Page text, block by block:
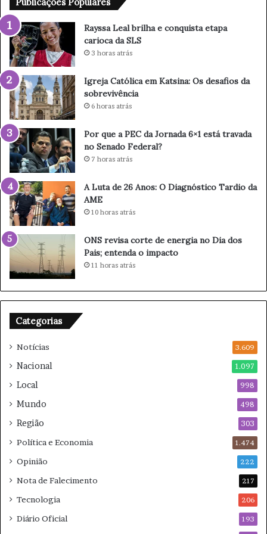
h
a
e
c
o
q
u
i
s
a
e
t
a
p
a
c
a
i
o
a
L
S
Rayssa Leal brilha e conquista etapa
carioca da SLS
3 horas atrás
Igreja Católica em Katsina: Os desafios da
sobrevivência
6 horas atrás
Por que a PEC da Jornada 6×1 está travada
no Senado Federal?
7 horas atrás
A Luta de 26 Anos: O Diagnóstico Tardio da
AME
10 horas atrás
ONS revisa corte de energia no Dia dos
Pais; entenda o impacto
11 horas atrás
Categorias
Notícias 3.609
Nacional 1.097
Local 998
Mundo 498
Região 303
Política e Economia 1.474
Opinião 222
Nota de Falecimento 217
Tecnologia 206
Diário Oficial 193